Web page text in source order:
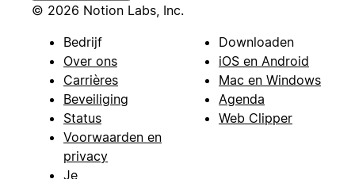
© 2026 Notion Labs, Inc.
Bedrijf
Over ons
Carrières
Beveiliging
Status
Voorwaarden en
privacy
Je
Downloaden
iOS en Android
Mac en Windows
Agenda
Web Clipper